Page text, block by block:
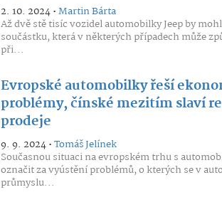
2. 10. 2024 •Martin Bárta
Až dvě stě tisíc vozidel automobilky Jeep by
součástku, která v některých případech může
při...
Evropské automobilky řeší
problémy, čínské mezitím slaví
prodeje
9. 9. 2024 •Tomáš Jelínek
Současnou situaci na evropském trhu s
označit za vyústění problémů, o kterých se v
průmyslu...